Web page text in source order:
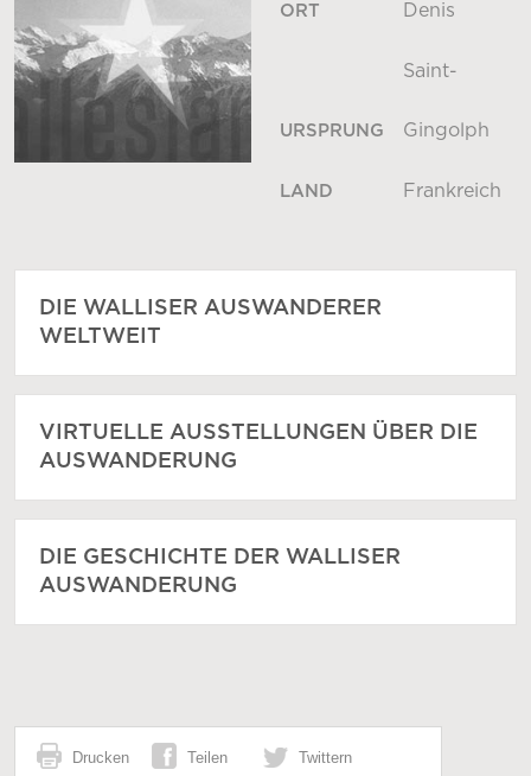
ORT Denis
URSPRUNG
Saint-
Gingolph
LAND Frankreich
DIE WALLISER AUSWANDERER
WELTWEIT
VIRTUELLE AUSSTELLUNGEN ÜBER DIE
AUSWANDERUNG
DIE GESCHICHTE DER WALLISER
AUSWANDERUNG
Drucken Teilen Twittern